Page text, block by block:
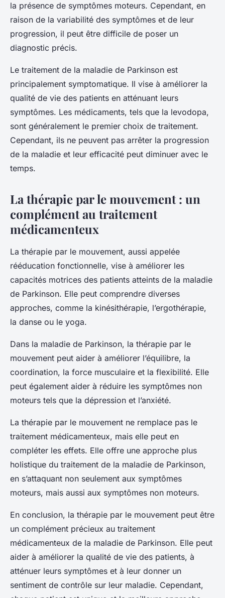
la présence de symptômes moteurs. Cependant, en
raison de la variabilité des symptômes et de leur
progression, il peut être difficile de poser un
diagnostic précis.
Le traitement de la maladie de Parkinson est
principalement symptomatique. Il vise à améliorer la
qualité de vie des patients en atténuant leurs
symptômes. Les médicaments, tels que la levodopa,
sont généralement le premier choix de traitement.
Cependant, ils ne peuvent pas arrêter la progression
de la maladie et leur efficacité peut diminuer avec le
temps.
La thérapie par le mouvement : un
complément au traitement
médicamenteux
La thérapie par le mouvement, aussi appelée
rééducation fonctionnelle, vise à améliorer les
capacités motrices des patients atteints de la maladie
de Parkinson. Elle peut comprendre diverses
approches, comme la kinésithérapie, l’ergothérapie,
la danse ou le yoga.
Dans la maladie de Parkinson, la thérapie par le
mouvement peut aider à améliorer l’équilibre, la
coordination, la force musculaire et la flexibilité. Elle
peut également aider à réduire les symptômes non
moteurs tels que la dépression et l’anxiété.
La thérapie par le mouvement ne remplace pas le
traitement médicamenteux, mais elle peut en
compléter les effets. Elle offre une approche plus
holistique du traitement de la maladie de Parkinson,
en s’attaquant non seulement aux symptômes
moteurs, mais aussi aux symptômes non moteurs.
En conclusion, la thérapie par le mouvement peut être
un complément précieux au traitement
médicamenteux de la maladie de Parkinson. Elle peut
aider à améliorer la qualité de vie des patients, à
atténuer leurs symptômes et à leur donner un
sentiment de contrôle sur leur maladie. Cependant,